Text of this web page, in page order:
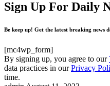
Sign Up For Daily
Be keep up! Get the latest breaking news
[mc4wp_form]
By signing up, you agree to our
data practices in ourPrivacy
time.